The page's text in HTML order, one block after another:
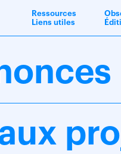
Ressources
Liens utiles